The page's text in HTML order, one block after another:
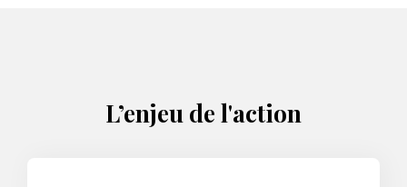
L’enjeu de l'action